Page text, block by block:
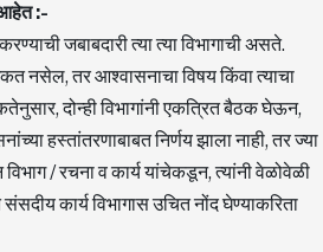
आहेत :-
जबाबदारी त्या त्या विभागाची असते.
नसेल, तर आश्वासनाचा विषय किंवा त्याचा
दोन्ही विभागांनी एकत्रित बैठक घेऊन,
हस्तांतरणाबाबत निर्णय झाला नाही, तर ज्या
/ रचना व कार्य यांचेकडून, त्यांनी वेळोवेळी
कार्य विभागास उचित नोंद घेण्याकरिता